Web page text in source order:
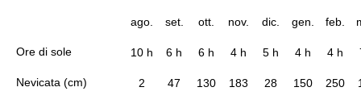
Ore di sole
Nevicata (cm)
ago. set. ott. nov. dic. gen. feb.
10 h 6 h 6 h 4 h 5 h 4 h 4 h
2 47 130 183 28 150 250